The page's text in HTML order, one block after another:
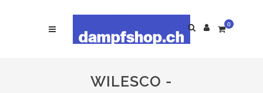
0
WILESCO -